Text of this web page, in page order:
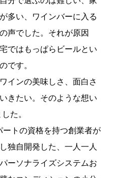
多い、ワインバーに入る
声でした。それが原因
ではもっぱらビールとい
です。
インの美味しさ、面白さ
きたい。そのような想い
た。
ートの資格を持つ創業者が
独自開発した、一人一人
ーソナライズシステムお